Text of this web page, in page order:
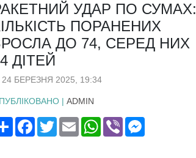
УДАР ПО СУМАХ:
ПОРАНЕНИХ
ДО 74, СЕРЕД НИХ
ДІТЕЙ
24 БЕРЕЗНЯ 2025, 19:34
| ADMIN
ПоширитиFacebook
TwitterEmail WhatsApp
Viber